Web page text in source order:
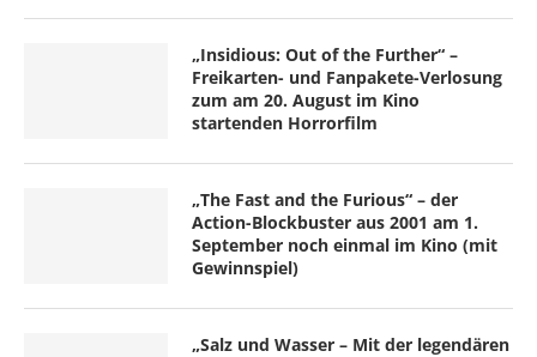
„Insidious: Out of the Further“ –
Freikarten- und Fanpakete-Verlosung
zum am 20. August im Kino
startenden Horrorfilm
„The Fast and the Furious“ – der
Action-Blockbuster aus 2001 am 1.
September noch einmal im Kino (mit
Gewinnspiel)
„Salz und Wasser – Mit der legendären